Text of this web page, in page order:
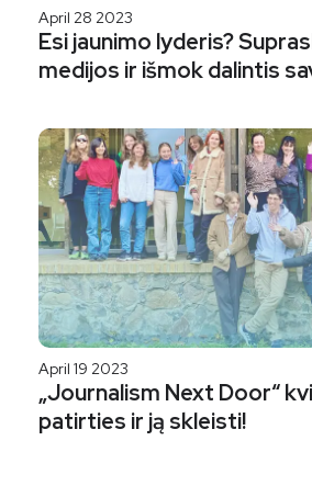
April 28 2023
Esi jaunimo lyderis?
medijos ir išmok dalintis
April 19 2023
„Journalism Next Door“
patirties ir ją skleisti!